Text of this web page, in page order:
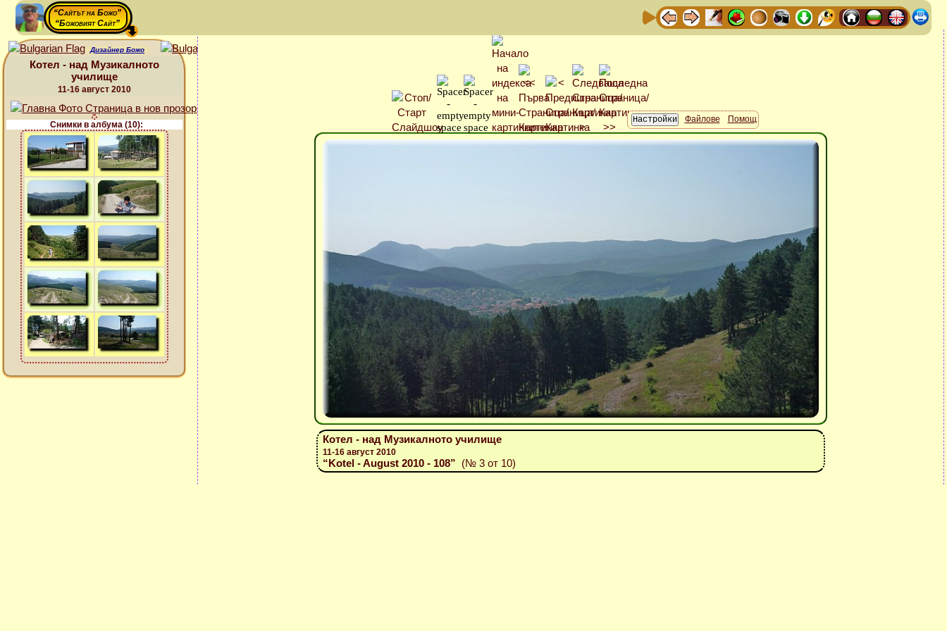
“Сайтът на Божо”
“Божовият Сайт”
Дизайнер Божо
Котел - над Музикалното
училище
11-16 август 2010
Снимки в албума (10):
Файлове Помощ
Котел - над Музикалното училище
11-16 август 2010
“Kotel - August 2010 - 108” (№ 3 от 10)